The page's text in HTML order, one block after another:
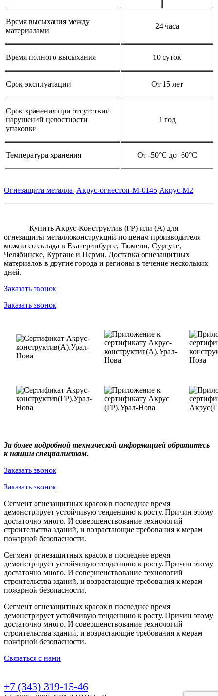
Время высыхания между
материалами
24 часа
Время полного высыхания 10 суток
Срок эксплуатации От 15 лет
Срок хранения при отсутствии
нарушений целостности
упаковки
1 год
Температура хранения От -50°С до+60°С
Огнезащита металла Акрус-огнестоп-М-0145 Акрус-М2
Купить Акрус-Конструктив (ГР) или (А) для
огнезащиты металлоконструкций по ценам производителя
можно со склада в Екатеринбурге, Тюмени, Сургуте,
Челябинске, Кургане и Перми. Доставка огнезащитных
материалов в другие города и регионы в течение нескольких
дней.
Заказать звонок
Заказать звонок
За более подробной технической информацией обратитесь
к нашим специалистам.
Заказать звонок
Заказать звонок
Сегмент огнезащитных красок в последнее время
демонстрирует устойчивую тенденцию к росту. Причин этому
достаточно много. И совершенствование технологий
строительства зданий, и возрастающие требования к мерам
пожарной безопасности.
Сегмент огнезащитных красок в последнее время
демонстрирует устойчивую тенденцию к росту. Причин этому
достаточно много. И совершенствование технологий
строительства зданий, и возрастающие требования к мерам
пожарной безопасности.
Сегмент огнезащитных красок в последнее время
демонстрирует устойчивую тенденцию к росту. Причин этому
достаточно много. И совершенствование технологий
строительства зданий, и возрастающие требования к мерам
пожарной безопасности.
Связаться с нами
+7 (343) 319-15-46